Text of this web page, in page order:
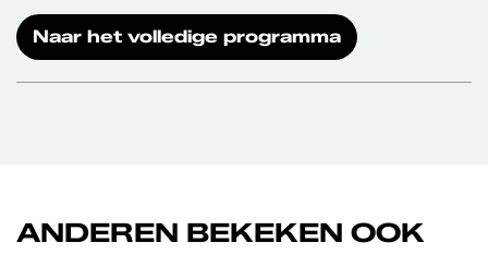
Naar het volledige programma
ANDEREN BEKEKEN OOK